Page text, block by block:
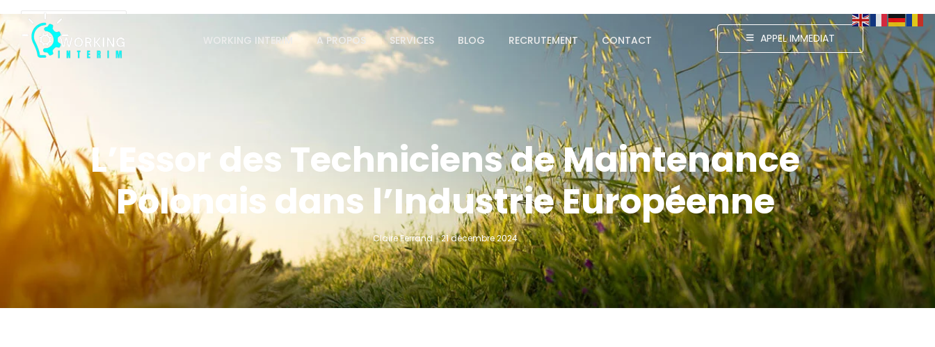
WORKING INTERIM A PROPOS SERVICES BLOG RECRUTEMENT CONTACT APPEL IMMEDIAT
L’Essor des Techniciens de Maintenance
Polonais dans l’Industrie Européenne
Claire Ferrand 21 décembre 2024